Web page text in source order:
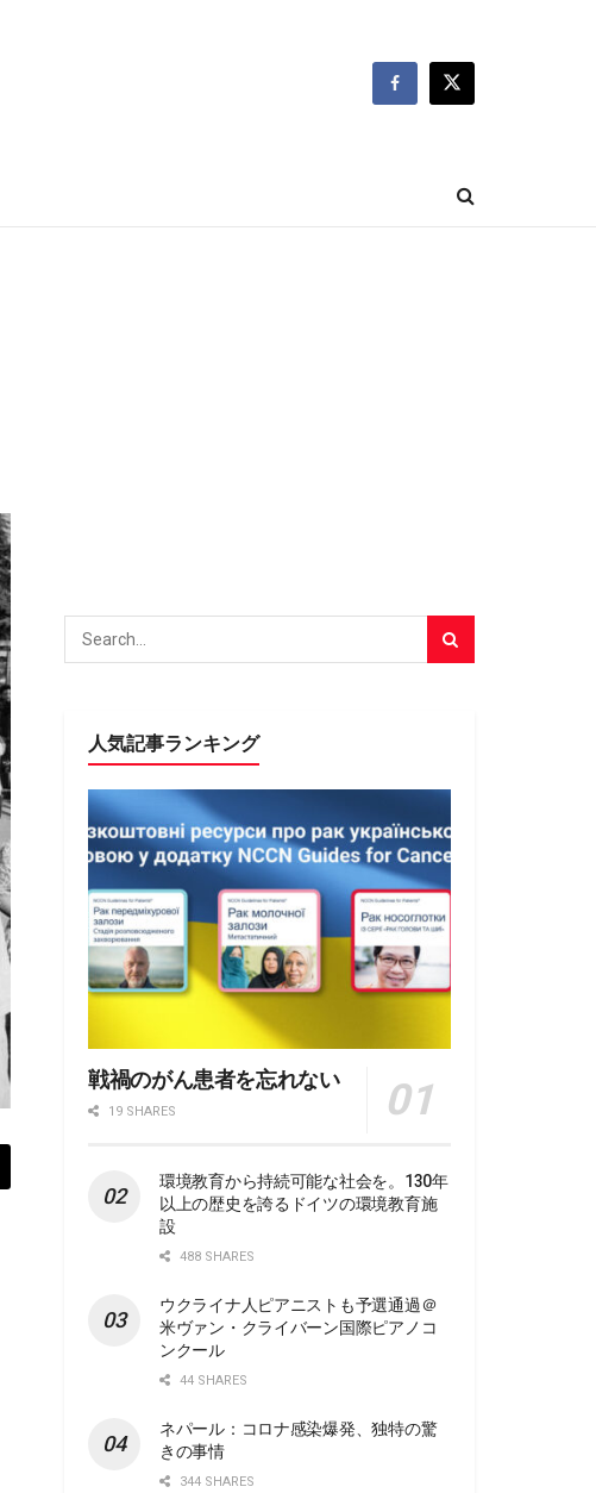
人気記事ランキング
戦禍のがん患者を忘れない
19 SHARES
環境教育から持続可能な社会を。130年
以上の歴史を誇るドイツの環境教育施
設
488 SHARES
ウクライナ人ピアニストも予選通過＠
米ヴァン・クライバーン国際ピアノコ
ンクール
44 SHARES
ネパール：コロナ感染爆発、独特の驚
きの事情
344 SHARES